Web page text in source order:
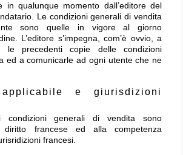
in qualunque momento dall’editore del
Le condizioni generali di vendita
sono quelle in vigore al giorno
L’editore s’impegna, com’è ovvio, a
le precedenti copie delle condizioni
ed a comunicarle ad ogni utente che ne
e giurisdizioni
condizioni generali di vendita sono
diritto francese ed alla competenza
francesi.